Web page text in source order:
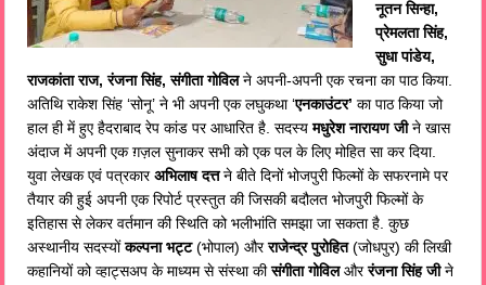
नूतन सिन्हा,
प्रेमलता सिंह,
सुधा पांडेय,
राजकांता राज, रंजना सिंह, संगीता गोविलने अपनी-अपनी एक रचना का पाठ किया.
अतिथि राकेश सिंह ‘सोनू’ ने भी अपनी एक लघुकथा ‘एनकाउंटर’ का पाठ किया जो
हाल ही में हुए हैदराबाद रेप कांड पर आधारित है. सदस्यमधुरेश नारायण जीने खास
अंदाज में अपनी एक ग़ज़ल सुनाकर सभी को एक पल के लिए मोहित सा कर दिया.
युवा लेखक एवं पत्रकारअभिलाष दत्तने बीते दिनों भोजपुरी फिल्मों के सफरनामे पर
तैयार की हुई अपनी एक रिपोर्ट प्रस्तुत की जिसकी बदौलत भोजपुरी फिल्मों के
इतिहास से लेकर वर्तमान की स्थिति को भलीभांति समझा जा सकता है. कुछ
अस्थानीय सदस्योंकल्पना भट्ट(भोपाल) औरराजेन्द्र पुरोहित(जोधपुर) की लिखी
कहानियों को व्हाट्सअप के माध्यम से संस्था कीसंगीता गोविलऔररंजना सिंह जीने